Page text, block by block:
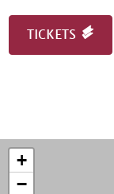
TICKETS
+
−